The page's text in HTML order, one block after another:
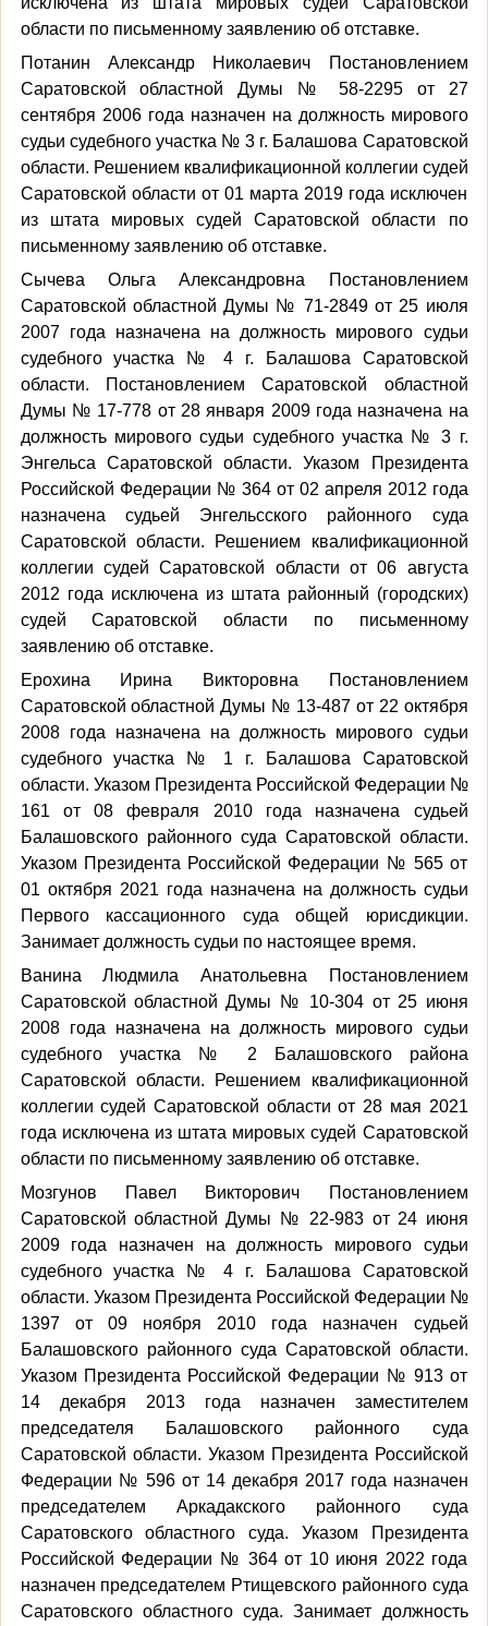
области по письменному заявлению об отставке.
Потанин Александр Николаевич Постановлением
Саратовской областной Думы № 58-2295 от 27
сентября 2006 года назначен на должность мирового
судьи судебного участка № 3 г. Балашова Саратовской
области. Решением квалификационной коллегии судей
Саратовской области от 01 марта 2019 года исключен
из штата мировых судей Саратовской области по
письменному заявлению об отставке.
Сычева Ольга Александровна Постановлением
Саратовской областной Думы № 71-2849 от 25 июля
2007 года назначена на должность мирового судьи
судебного участка № 4 г. Балашова Саратовской
области. Постановлением Саратовской областной
Думы № 17-778 от 28 января 2009 года назначена на
должность мирового судьи судебного участка № 3 г.
Энгельса Саратовской области. Указом Президента
Российской Федерации № 364 от 02 апреля 2012 года
назначена судьей Энгельсского районного суда
Саратовской области. Решением квалификационной
коллегии судей Саратовской области от 06 августа
2012 года исключена из штата районный (городских)
судей Саратовской области по письменному
заявлению об отставке.
Ерохина Ирина Викторовна Постановлением
Саратовской областной Думы № 13-487 от 22 октября
2008 года назначена на должность мирового судьи
судебного участка № 1 г. Балашова Саратовской
области. Указом Президента Российской Федерации №
161 от 08 февраля 2010 года назначена судьей
Балашовского районного суда Саратовской области.
Указом Президента Российской Федерации № 565 от
01 октября 2021 года назначена на должность судьи
Первого кассационного суда общей юрисдикции.
Занимает должность судьи по настоящее время.
Ванина Людмила Анатольевна Постановлением
Саратовской областной Думы № 10-304 от 25 июня
2008 года назначена на должность мирового судьи
судебного участка № 2 Балашовского района
Саратовской области. Решением квалификационной
коллегии судей Саратовской области от 28 мая 2021
года исключена из штата мировых судей Саратовской
области по письменному заявлению об отставке.
Мозгунов Павел Викторович Постановлением
Саратовской областной Думы № 22-983 от 24 июня
2009 года назначен на должность мирового судьи
судебного участка № 4 г. Балашова Саратовской
области. Указом Президента Российской Федерации №
1397 от 09 ноября 2010 года назначен судьей
Балашовского районного суда Саратовской области.
Указом Президента Российской Федерации № 913 от
14 декабря 2013 года назначен заместителем
председателя Балашовского районного суда
Саратовской области. Указом Президента Российской
Федерации № 596 от 14 декабря 2017 года назначен
председателем Аркадакского районного суда
Саратовского областного суда. Указом Президента
Российской Федерации № 364 от 10 июня 2022 года
назначен председателем Ртищевского районного суда
Саратовского областного суда. Занимает должность